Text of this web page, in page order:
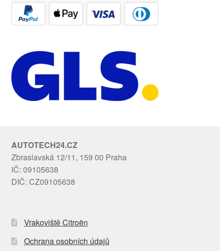
AUTOTECH24.CZ
Zbraslavská 12/11, 159 00 Praha
IČ: 09105638
DIČ: CZ09105638
Vrakoviště Citroën
Ochrana osobních údajů